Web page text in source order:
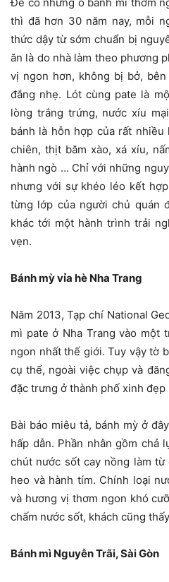
thì đã hơn 30 năm nay, mỗi
thức dậy từ sớm chuẩn bị
ăn là do nhà làm theo phương
vị ngon hơn, không bị bở,
đắng nhẹ. Lót cùng pate là
lòng trắng trứng, nước xíu
bánh là hỗn hợp của rất
chiên, thịt băm xào, xá xíu,
hành ngò … Chỉ với những
nhưng với sự khéo léo kết
từng lớp của người chủ quán
khác tới một hành trình trải
vẹn.
Bánh mỳ vỉa hè Nha Trang
Năm 2013, Tạp chí National
mì pate ở Nha Trang vào một
ngon nhất thế giới. Tuy vậy tờ
cụ thể, ngoài việc chụp và
đặc trưng ở thành phố xinh đẹp
Bài báo miêu tả, bánh mỳ ở
hấp dẫn. Phần nhân gồm chả
chút nước sốt cay nồng làm từ
heo và hành tím. Chính loại
và hương vị thơm ngon khó
chấm nước sốt, khách cũng
Bánh mì Nguyễn Trãi, Sài Gòn